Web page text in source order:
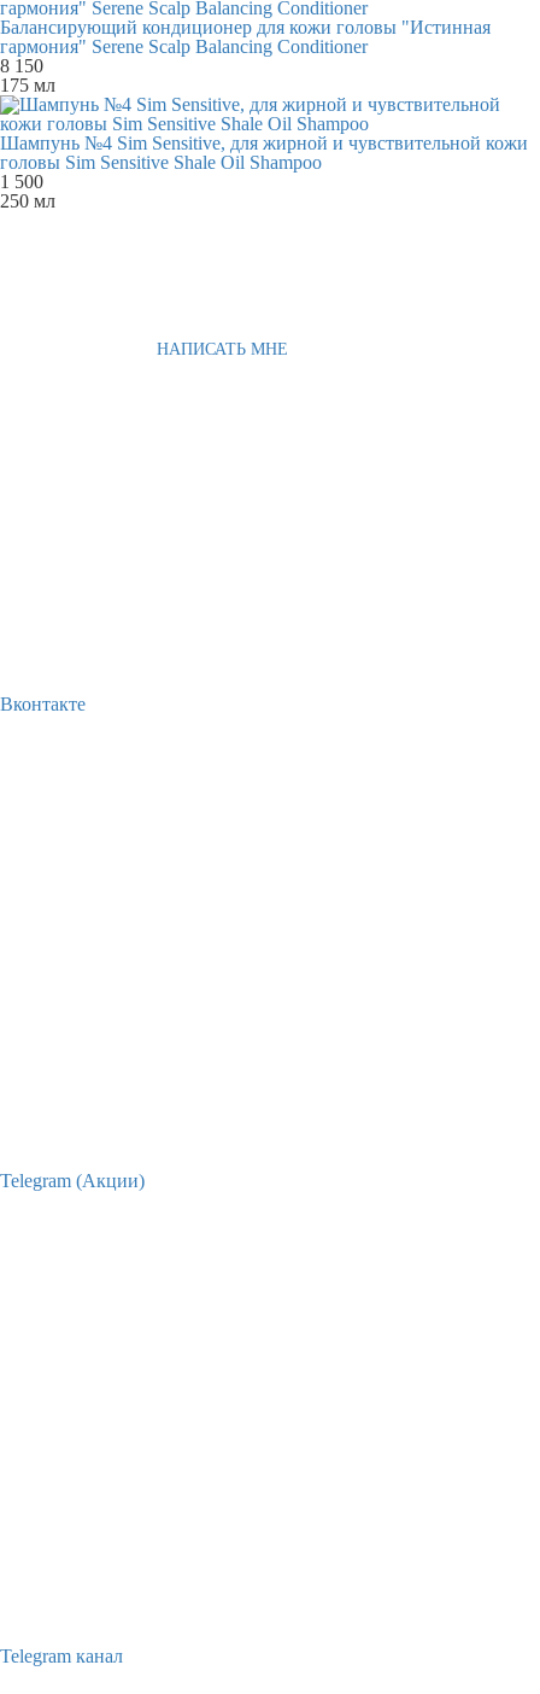
Балансирующий кондиционер для кожи головы "Истинная
гармония" Serene Scalp Balancing Conditioner
8 150
175 мл
Шампунь №4 Sim Sensitive, для жирной и чувствительной кожи
головы Sim Sensitive Shale Oil Shampoo
1 500
250 мл
НАПИСАТЬ МНЕ
Вконтакте
Telegram (Акции)
Telegram канал